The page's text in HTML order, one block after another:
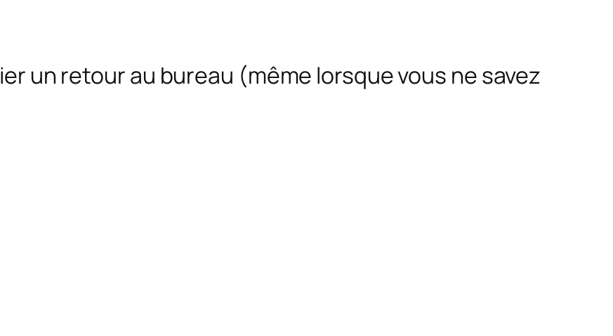
un retour au bureau (même lorsque vous ne savez